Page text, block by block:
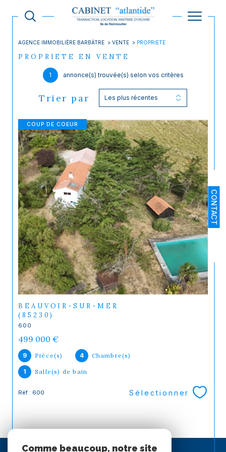
CONTACT
AGENCE IMMOBILIÈRE BARBÂTRE VENTE PROPRIETE
PROPRIETE EN VENTE
1 annonce(s) trouvée(s) selon vos critères
Trier par Les plus récentes
COUP DE COEUR
BEAUVOIR-SUR-MER
(85230)
600
499 000 €
9 Pièce(s) 4 Chambre(s)
1 Salle(s) de bain
Réf : 600 Sélectionner
ESPACE
Comme beaucoup, notre site